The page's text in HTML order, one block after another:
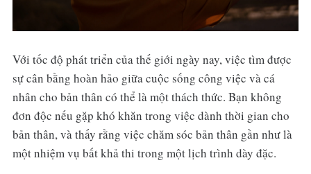
Với tốc độ phát triển của thế giới ngày nay, việc tìm được
sự cân bằng hoàn hảo giữa cuộc sống công việc và cá
nhân cho bản thân có thể là một thách thức. Bạn không
đơn độc nếu gặp khó khăn trong việc dành thời gian cho
bản thân, và thấy rằng việc chăm sóc bản thân gần như là
một nhiệm vụ bất khả thi trong một lịch trình dày đặc.